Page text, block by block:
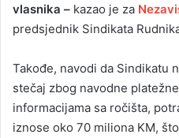
vlasnika – kazao je za
predsjednik Sindikata
Takođe, navodi da Sindikatu
stečaj zbog navodne
informacijama sa ročišta,
iznose oko 70 miliona KM,